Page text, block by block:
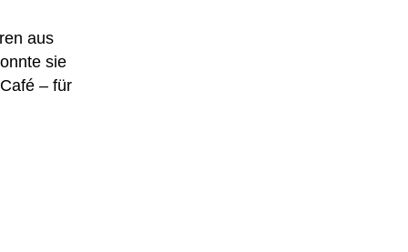
aus
sie
– für